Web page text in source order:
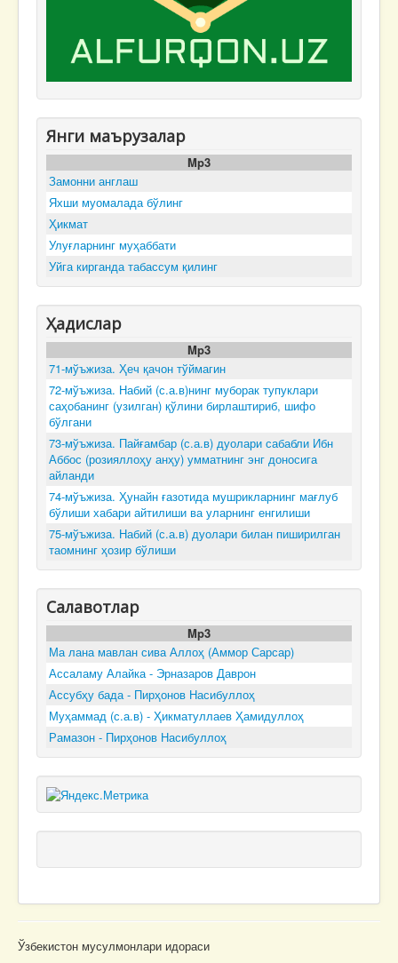
Янги маърузалар
Mp3
Замонни англаш
Яхши муомалада бўлинг
Ҳикмат
Улуғларнинг муҳаббати
Уйга кирганда табассум қилинг
Ҳадислар
Mp3
71-мўъжиза. Ҳеч қачон тўймагин
72-мўъжиза. Набий (с.а.в)нинг муборак тупуклари
саҳобанинг (узилган) қўлини бирлаштириб, шифо
бўлгани
73-мўъжиза. Пайғамбар (с.а.в) дуолари сабабли Ибн
Аббос (розияллоҳу анҳу) умматнинг энг доносига
айланди
74-мўъжиза. Ҳунайн ғазотида мушрикларнинг мағлуб
бўлиши хабари айтилиши ва уларнинг енгилиши
75-мўъжиза. Набий (с.а.в) дуолари билан пиширилган
таомнинг ҳозир бўлиши
Салавотлар
Mp3
Ма лана мавлан сива Аллоҳ (Аммор Сарсар)
Ассаламу Алайка - Эрназаров Даврон
Ассубҳу бада - Пирҳонов Насибуллоҳ
Муҳаммад (с.а.в) - Ҳикматуллаев Ҳамидуллоҳ
Рамазон - Пирҳонов Насибуллоҳ
Ўзбекистон мусулмонлари идораси